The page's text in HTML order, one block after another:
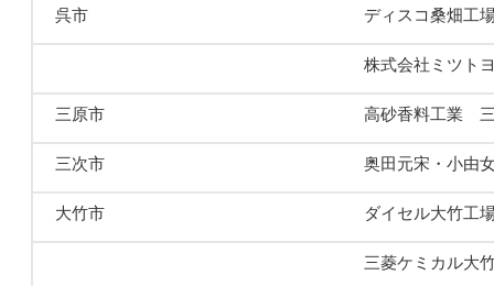
呉市 ディスコ桑畑工
株式会社ミツト
三原市 高砂香料工業
三次市 奥田元宋・小由
大竹市 ダイセル大竹工
三菱ケミカル大